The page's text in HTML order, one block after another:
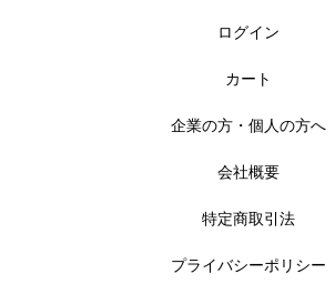
ログイン
カート
企業の方・個人の方へ
会社概要
特定商取引法
プライバシーポリシー